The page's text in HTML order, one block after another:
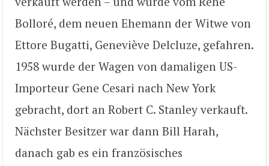
Bolloré, dem neuen Ehemann der Witwe von
Ettore Bugatti, Geneviève Delcluze, gefahren.
1958 wurde der Wagen von damaligen US-
Importeur Gene Cesari nach New York
gebracht, dort an Robert C. Stanley verkauft.
Nächster Besitzer war dann Bill Harah,
danach gab es ein französisches